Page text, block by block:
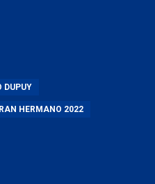
DUPUY
HERMANO 2022